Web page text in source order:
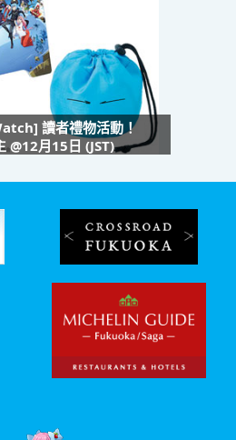
讀者禮物活動！
@12月15日 (JST)